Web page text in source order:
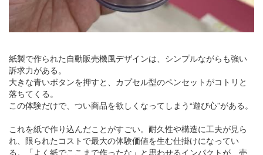
紙製で作られた自動販売機風デザインは、シンプルながらも強い
訴求力がある。
大きな青いボタンを押すと、カプセル型のペンセットがコトリと
落ちてくる。
この体験だけで、つい商品を欲しくなってしまう“遊び心”がある。
これを紙で作り込んだことがすごい。耐久性や構造に工夫が見ら
れ、限られたコストで最大の体験価値を生む仕掛けになってい
る。「よく紙でここまで作ったな」と思わせるインパクトが、売